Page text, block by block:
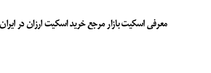
معرفی اسکیت بازار مرجع خرید اسکیت ارزان در ایران